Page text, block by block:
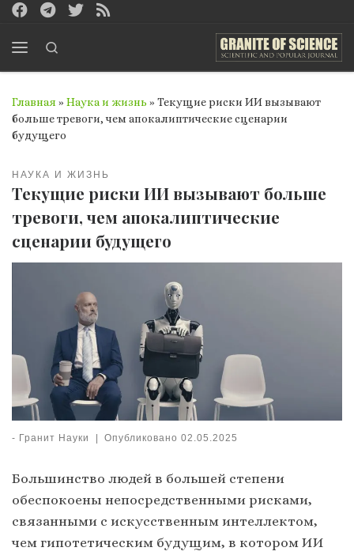
Перейти к содержимому
Главная » Наука и жизнь » Текущие риски ИИ вызывают
больше тревоги, чем апокалиптические сценарии
будущего
НАУКА И ЖИЗНЬ
Текущие риски ИИ вызывают больше
тревоги, чем апокалиптические
сценарии будущего
- Гранит Науки | Опубликовано02.05.2025
Большинство людей в большей степени
обеспокоены непосредственными рисками,
связанными с искусственным интеллектом,
чем гипотетическим будущим, в котором ИИ